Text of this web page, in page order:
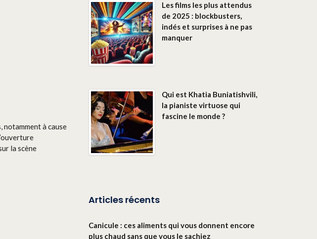
notamment à cause
la scène
Les films les plus attendus
de 2025 : blockbusters,
indés et surprises à ne pas
manquer
Qui est Khatia Buniatishvili,
la pianiste virtuose qui
fascine le monde ?
Articles récents
Canicule : ces aliments qui vous donnent encore
plus chaud sans que vous le sachiez